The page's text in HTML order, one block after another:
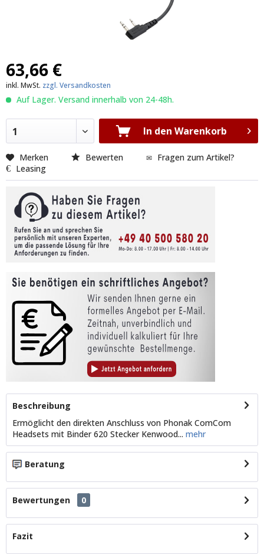
63,66 €
inkl. MwSt. zzgl. Versandkosten
Auf Lager. Versand innerhalb von 24-48h.
1 In den Warenkorb
Merken Bewerten
Fragen zum Artikel?
Leasing
Beschreibung
Ermöglicht den direkten Anschluss von Phonak ComCom
Headsets mit Binder 620 Stecker Kenwood... mehr
Beratung
Bewertungen 0
Fazit